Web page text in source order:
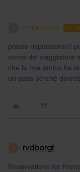
chiaradev
potete rispondermi?
nome del viaggiatore
che la mia amica ha
un pass perché
rvdborgt
Reservations for